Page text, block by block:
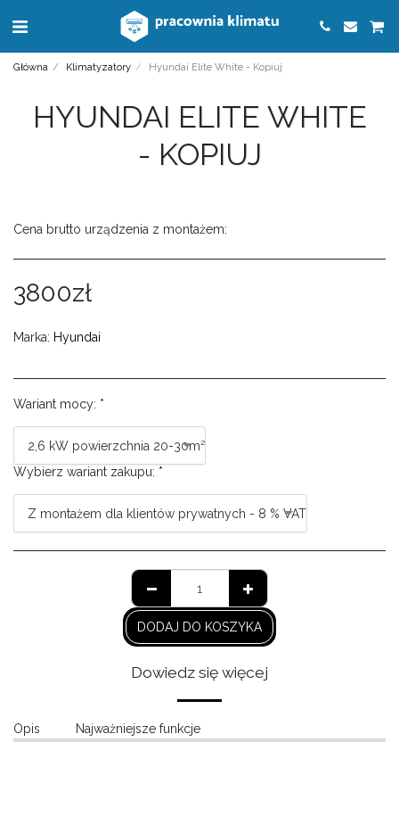
Główna Klimatyzatory Hyundai Elite White - Kopiuj
HYUNDAI ELITE WHITE
- KOPIUJ
Cena brutto urządzenia z montażem:
3800zł
Marka: Hyundai
Wariant mocy: *
2,6 kW powierzchnia 20-30m²
Wybierz wariant zakupu: *
Z montażem dla klientów prywatnych - 8 % VAT
DODAJ DO KOSZYKA
Dowiedz się więcej
Opis Najważniejsze funkcje